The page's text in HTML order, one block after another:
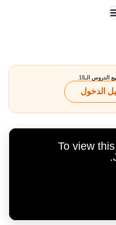
الـ18.
الدخول
To view